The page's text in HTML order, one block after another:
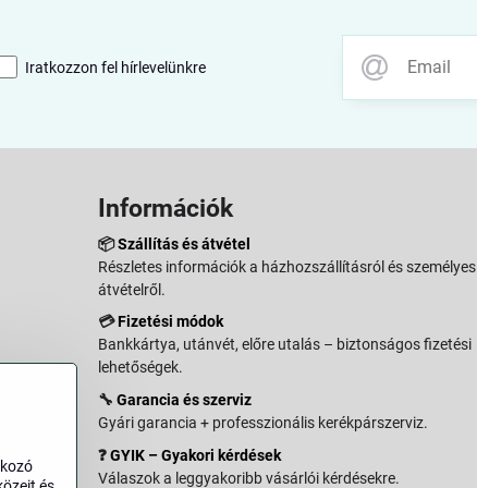
Iratkozzon fel hírlevelünkre
Információk
📦Szállítás és átvétel
Részletes információk a házhozszállításról és személyes
átvételről.
💳Fizetési módok
Bankkártya, utánvét, előre utalás – biztonságos fizetési
lehetőségek.
🔧 Garancia és szerviz
Gyári garancia + professzionális kerékpárszerviz.
❓GYIK – Gyakori kérdések
Válaszok a leggyakoribb vásárlói kérdésekre.